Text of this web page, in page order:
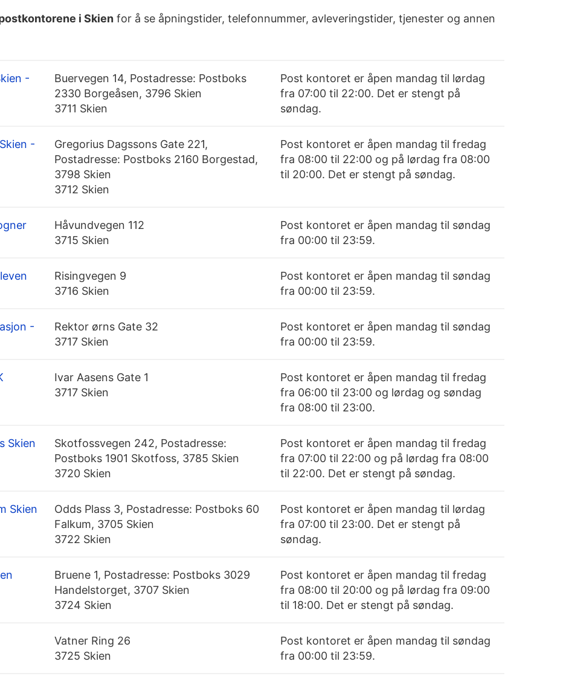
i Skien for å se åpningstider, telefonnummer, avleveringstider, tjenester og annen
-
Buervegen 14, Postadresse: Postboks
2330 Borgeåsen, 3796 Skien
3711 Skien
Post kontoret er åpen mandag til lørdag
fra 07:00 til 22:00. Det er stengt på
søndag.
-
Gregorius Dagssons Gate 221,
Postadresse: Postboks 2160 Borgestad,
3798 Skien
3712 Skien
Post kontoret er åpen mandag til fredag
fra 08:00 til 22:00 og på lørdag fra 08:00
til 20:00. Det er stengt på søndag.
Håvundvegen 112
3715 Skien
Post kontoret er åpen mandag til søndag
fra 00:00 til 23:59.
Risingvegen 9
3716 Skien
Post kontoret er åpen mandag til søndag
fra 00:00 til 23:59.
-
Rektor ørns Gate 32
3717 Skien
Post kontoret er åpen mandag til søndag
fra 00:00 til 23:59.
Ivar Aasens Gate 1
3717 Skien
Post kontoret er åpen mandag til fredag
fra 06:00 til 23:00 og lørdag og søndag
fra 08:00 til 23:00.
Skien
Skotfossvegen 242, Postadresse:
Postboks 1901 Skotfoss, 3785 Skien
3720 Skien
Post kontoret er åpen mandag til fredag
fra 07:00 til 22:00 og på lørdag fra 08:00
til 22:00. Det er stengt på søndag.
Skien
Odds Plass 3, Postadresse: Postboks 60
Falkum, 3705 Skien
3722 Skien
Post kontoret er åpen mandag til lørdag
fra 07:00 til 23:00. Det er stengt på
søndag.
Bruene 1, Postadresse: Postboks 3029
Handelstorget, 3707 Skien
3724 Skien
Post kontoret er åpen mandag til fredag
fra 08:00 til 20:00 og på lørdag fra 09:00
til 18:00. Det er stengt på søndag.
Vatner Ring 26
3725 Skien
Post kontoret er åpen mandag til søndag
fra 00:00 til 23:59.